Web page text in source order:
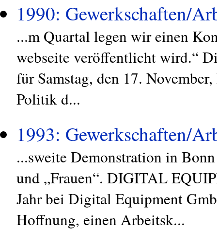
1990: Gewerkschaften/
...m Quartal legen wir einen
webseite veröffentlicht wird.“
für Samstag, den 17.
Politik d...
1993: Gewerkschaften/
...sweite Demonstration in
und „Frauen“. DIGITAL
Jahr bei Digital Equipment
Hoffnung, einen Arbeitsk...